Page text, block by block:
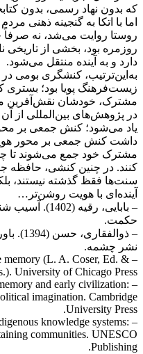
که بدون نهاد رسمی، بدون
اما با اتکا به گنجینه ذهنی
روستا روایت می‌شد، نه
روزمره بود، بخشی از تاریخی
دارد و به آینده منتقل می‌شود.
به‌این‌ترتیب، کنشگری بومی
زیست‌فرهنگ پویا بود؛
مشترک، خودشان نقش‌آفرین
یاد می‌شود؛ کنش جمعی بر
داشت کنش جمعی بر محور
مشترک خود جمع می‌شوند تا
کنند. در چنین کنشی، حافظه
سنت‌ها فقظ گذشته نیستند،
آینده‌ای با هویت روشن‌تر…
– بابایی،
حکمت.
–
نشر چشمه.
memory (L. A. Coser, Ed. &
University of Chicago Press.
and early civilization:
imagination. Cambridge
University Press.
knowledge systems:
communities. UNESCO
Publishing.